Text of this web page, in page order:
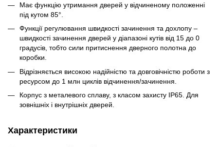
Має функцію утримання дверей у відчиненому положенні
під кутом 85°.
Функції регулювання швидкості зачинення та дохлопу –
швидкості зачинення дверей у діапазоні кутів від 15 до 0
градусів, тобто сили притиснення дверного полотна до
коробки.
Відрізняється високою надійністю та довговічністю роботи з
ресурсом до 1 млн циклів відчинення/зачинення.
Корпус з металевого сплаву, з класом захисту IP65. Для
зовнішніх і внутрішніх дверей.
Характеристики